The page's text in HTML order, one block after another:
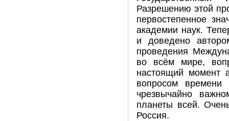
Разрешению этой
первостепенное
академии наук.
и доведено
проведения
во всём мире,
настоящий момент
вопросом
чрезвычайно
планеты всей.
Россия.